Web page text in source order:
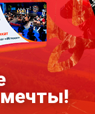
мечты!